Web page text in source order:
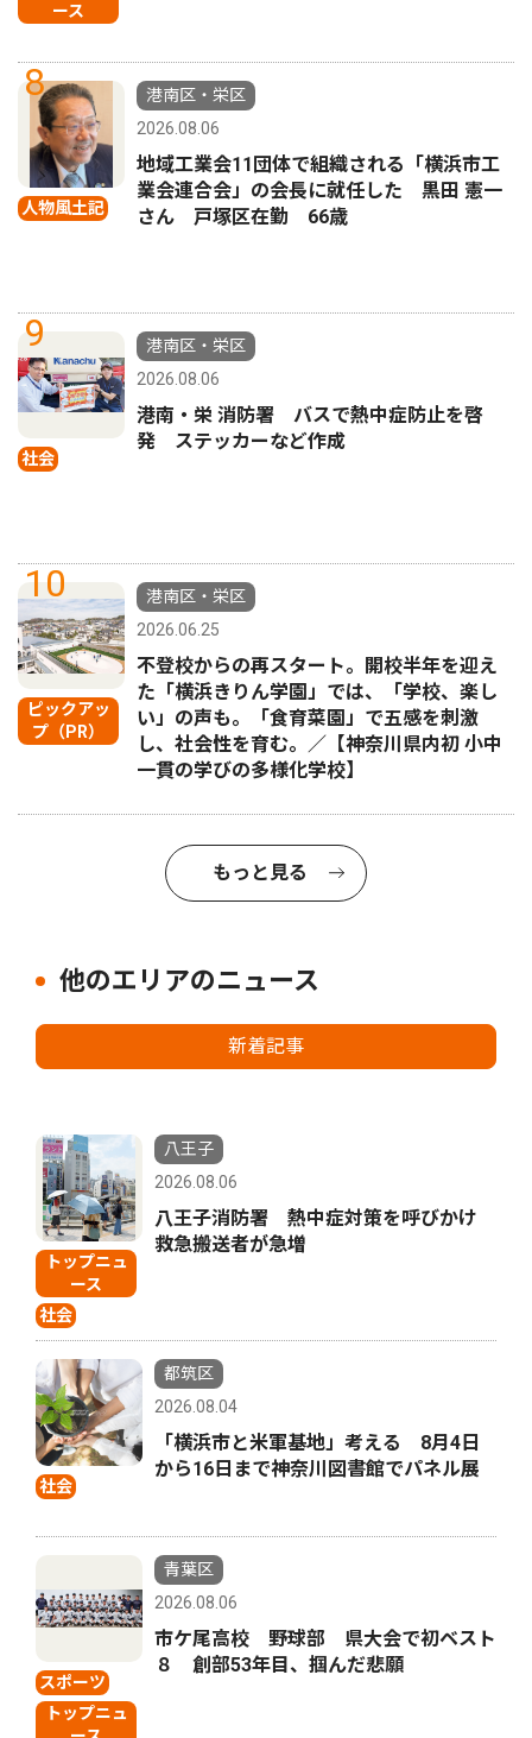
ース
8
人物風土記
港南区・栄区
2026.08.06
地域工業会11団体で組織される「横浜市工
業会連合会」の会長に就任した 黒田 憲一
さん 戸塚区在勤 66歳
9
社会
港南区・栄区
2026.08.06
港南・栄 消防署 バスで熱中症防止を啓
発 ステッカーなど作成
10
ピックアッ
プ（PR）
港南区・栄区
2026.06.25
不登校からの再スタート。開校半年を迎え
た「横浜きりん学園」では、「学校、楽し
い」の声も。「食育菜園」で五感を刺激
し、社会性を育む。／【神奈川県内初 小中
一貫の学びの多様化学校】
もっと見る
他のエリアのニュース
新着記事
トップニュ
ース
社会
八王子
2026.08.06
八王子消防署 熱中症対策を呼びかけ
救急搬送者が急増
社会
都筑区
2026.08.04
「横浜市と米軍基地」考える 8月4日
から16日まで神奈川図書館でパネル展
スポーツ
トップニュ
青葉区
2026.08.06
市ケ尾高校 野球部 県大会で初ベスト
８ 創部53年目、掴んだ悲願